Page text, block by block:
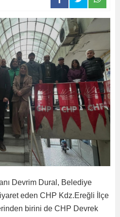
Devrim Dural, Belediye
eden CHP Kdz.Ereğli İlçe
birini de CHP Devrek